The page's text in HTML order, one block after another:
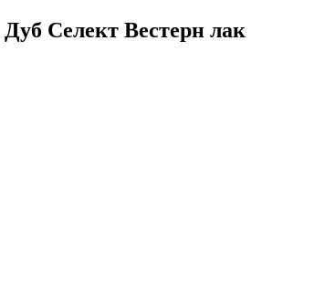
Селект Вестерн лак